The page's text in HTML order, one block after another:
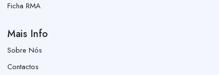
Ficha RMA
Mais Info
Sobre Nós
Contactos